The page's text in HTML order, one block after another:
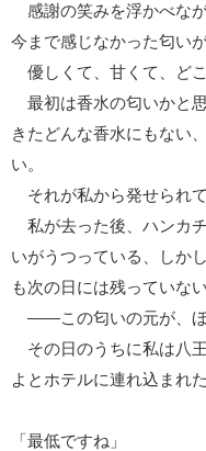
感謝の笑みを浮かべな
今まで感じなかった匂い
優しくて、甘くて、どこ
最初は香水の匂いかと
きたどんな香水にもない
い。
それが私から発せられ
私が去った後、ハンカ
いがうつっている、しか
も次の日には残っていな
――この匂いの元が、ほ
その日のうちに私は八
よとホテルに連れ込まれ
「最低ですね」